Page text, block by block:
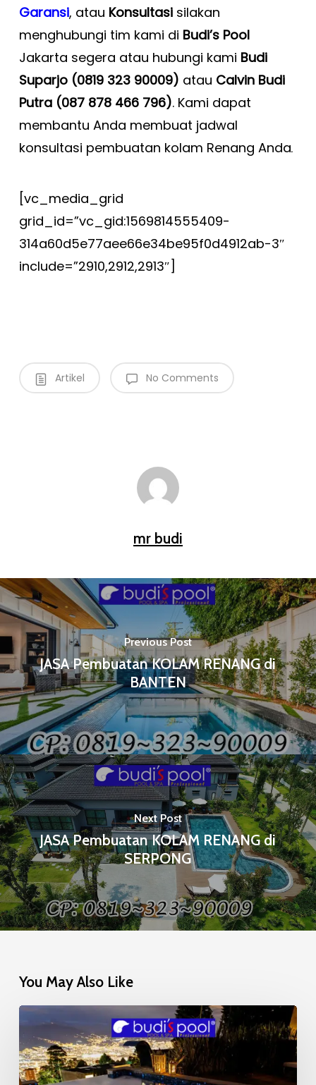
Garansi, atau Konsultasisilakan
menghubungi tim kami di Budi’s Pool
Jakarta segera atau hubungi kami Budi
Suparjo (0819 323 90009) atau Calvin Budi
Putra (087 878 466 796). Kami dapat
membantu Anda membuat jadwal
konsultasi pembuatan kolam Renang Anda.
[vc_media_grid
grid_id=”vc_gid:1569814555409-
314a60d5e77aee66e34be95f0d4912ab-3″
include=”2910,2912,2913″]
Artikel No Comments
mr budi
Previous Post
JASA Pembuatan KOLAM RENANG di
BANTEN
Next Post
JASA Pembuatan KOLAM RENANG di
SERPONG
You May Also Like
Mosaic
Glow
in